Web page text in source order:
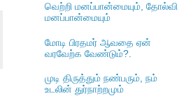
வெற்றி மனப்பான்மையும், தோல்வி
மனப்பான்மையும்
மோடி பிரதமர் ஆவதை ஏன்
வரவேற்க வேண்டும்?.
முடி திருத்தும் நண்பரும், நம்
உடலின் துர்நாற்றமும்